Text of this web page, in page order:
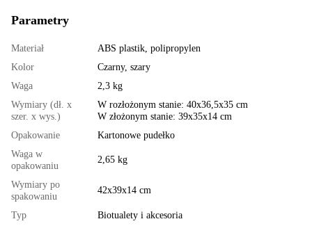
Parametry
Materiał
ABS plastik, polipropylen
Kolor
Czarny, szary
Waga
2,3 kg
Wymiary (dł. x
szer. x wys.)
W rozłożonym stanie: 40x36,5x35 cm
W złożonym stanie: 39x35x14 cm
Opakowanie
Kartonowe pudełko
Waga w
opakowaniu
2,65 kg
Wymiary po
spakowaniu
42x39x14 cm
Typ
Biotualety i akcesoria